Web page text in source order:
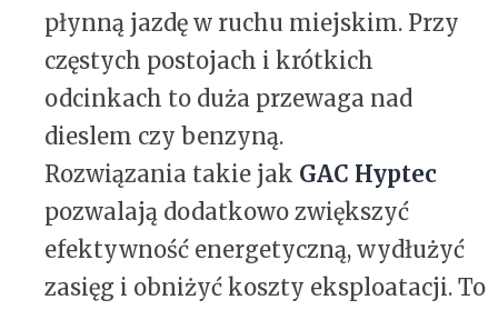
płynną jazdę w ruchu miejskim. Przy
częstych postojach i krótkich
odcinkach to duża przewaga nad
dieslem czy benzyną.
Rozwiązania takie jak GAC Hyptec
pozwalają dodatkowo zwiększyć
efektywność energetyczną, wydłużyć
zasięg i obniżyć koszty eksploatacji. To